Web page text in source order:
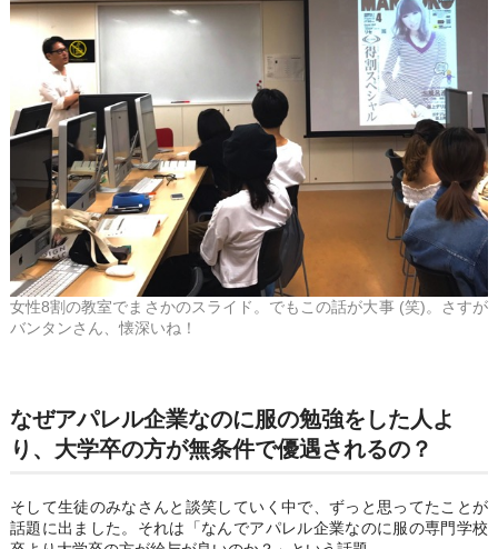
女性8割の教室でまさかのスライド。でもこの話が大事 (笑)。さすが
バンタンさん、懐深いね！
なぜアパレル企業なのに服の勉強をした人よ
り、大学卒の方が無条件で優遇されるの？
そして生徒のみなさんと談笑していく中で、ずっと思ってたことが
話題に出ました。それは「なんでアパレル企業なのに服の専門学校